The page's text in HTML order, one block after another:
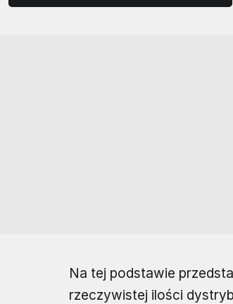
Na tej podstawie
rzeczywistej ilości